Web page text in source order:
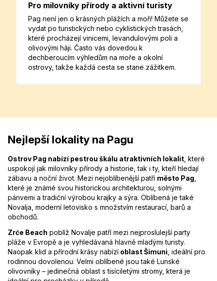
Pro milovníky přírody a aktivní turisty
Pag není jen o krásných plážích a moři! Můžete se
vydat po turistických nebo cyklistických trasách,
které procházejí vinicemi, levandulovými poli a
olivovými háji. Často vás dovedou k
dechberoucím výhledům na moře a okolní
ostrovy, takže každá cesta se stane zážitkem.
Nejlepší lokality na Pagu
Ostrov Pag nabízí pestrou škálu atraktivních lokalit , které
uspokojí jak milovníky přírody a historie, tak i ty, kteří hledají
zábavu a noční život. Mezi nejoblíbenější patří město Pag
které je známé svou historickou architekturou, solnými
pánvemi a tradiční výrobou krajky a sýra. Oblíbená je také
Novalja, moderní letovisko s množstvím restaurací, barů a
obchodů.
Zrće Beach poblíž Novalje patří mezi nejproslulejší party
pláže v Evropě a je vyhledávaná hlavně mladými turisty.
Naopak klid a přírodní krásy nabízí oblast Šimuni , ideální pro
rodinnou dovolenou. Velmi oblíbené jsou také Lunské
olivovníky – jedinečná oblast s tisíciletými stromy, která je